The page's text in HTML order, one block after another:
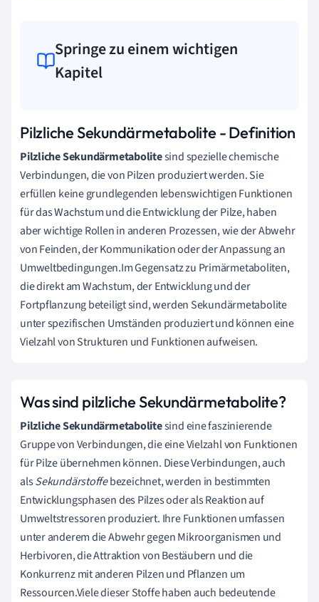
Springe zu einem wichtigen
Kapitel
Pilzliche Sekundärmetabolite - Definition
Pilzliche Sekundärmetabolitesind spezielle chemische
Verbindungen, die von Pilzen produziert werden. Sie
erfüllen keine grundlegenden lebenswichtigen Funktionen
für das Wachstum und die Entwicklung der Pilze, haben
aber wichtige Rollen in anderen Prozessen, wie der Abwehr
von Feinden, der Kommunikation oder der Anpassung an
Umweltbedingungen.Im Gegensatz zu Primärmetaboliten,
die direkt am Wachstum, der Entwicklung und der
Fortpflanzung beteiligt sind, werden Sekundärmetabolite
unter spezifischen Umständen produziert und können eine
Vielzahl von Strukturen und Funktionen aufweisen.
Was sind pilzliche Sekundärmetabolite?
Pilzliche Sekundärmetabolitesind eine faszinierende
Gruppe von Verbindungen, die eine Vielzahl von Funktionen
für Pilze übernehmen können. Diese Verbindungen, auch
alsSekundärstoffebezeichnet, werden in bestimmten
Entwicklungsphasen des Pilzes oder als Reaktion auf
Umweltstressoren produziert. Ihre Funktionen umfassen
unter anderem die Abwehr gegen Mikroorganismen und
Herbivoren, die Attraktion von Bestäubern und die
Konkurrenz mit anderen Pilzen und Pflanzen um
Ressourcen.Viele dieser Stoffe haben auch bedeutende